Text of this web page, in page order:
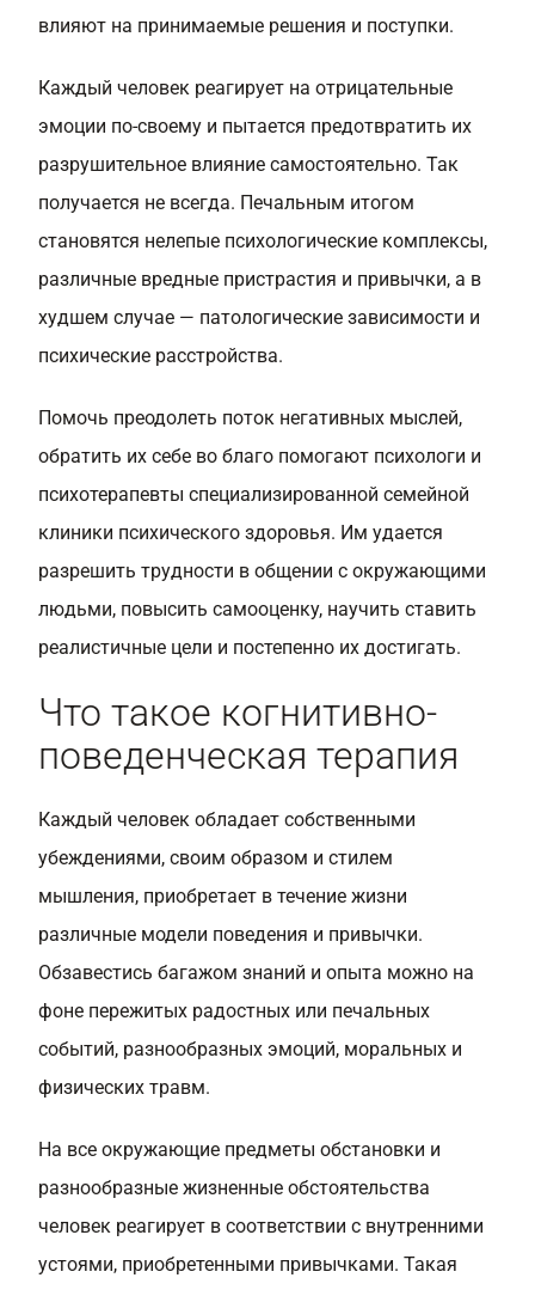
влияют на принимаемые решения и поступки.
Каждый человек реагирует на отрицательные
эмоции по-своему и пытается предотвратить их
разрушительное влияние самостоятельно. Так
получается не всегда. Печальным итогом
становятся нелепые психологические комплексы,
различные вредные пристрастия и привычки, а в
худшем случае — патологические зависимости и
психические расстройства.
Помочь преодолеть поток негативных мыслей,
обратить их себе во благо помогают психологи и
психотерапевты специализированной семейной
клиники психического здоровья. Им удается
разрешить трудности в общении с окружающими
людьми, повысить самооценку, научить ставить
реалистичные цели и постепенно их достигать.
Что такое когнитивно-
поведенческая терапия
Каждый человек обладает собственными
убеждениями, своим образом и стилем
мышления, приобретает в течение жизни
различные модели поведения и привычки.
Обзавестись багажом знаний и опыта можно на
фоне пережитых радостных или печальных
событий, разнообразных эмоций, моральных и
физических травм.
На все окружающие предметы обстановки и
разнообразные жизненные обстоятельства
человек реагирует в соответствии с внутренними
устоями, приобретенными привычками. Такая